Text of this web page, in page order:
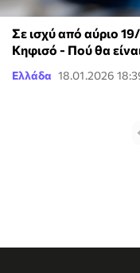
Σε ισχύ από αύριο
Κηφισό - Πού θα
Ελλάδα 18.01.2026